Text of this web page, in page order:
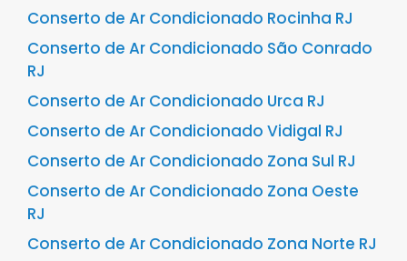
Conserto de Ar Condicionado Rocinha RJ
Conserto de Ar Condicionado São Conrado
RJ
Conserto de Ar Condicionado Urca RJ
Conserto de Ar Condicionado Vidigal RJ
Conserto de Ar Condicionado Zona Sul RJ
Conserto de Ar Condicionado Zona Oeste
RJ
Conserto de Ar Condicionado Zona Norte RJ